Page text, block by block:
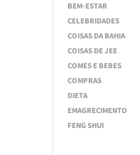
BEM-ESTAR
CELEBRIDADES
COISAS DA BAHIA
COISAS DE JEE
COMES E BEBES
COMPRAS
DIETA
EMAGRECIMENTO
FENG SHUI